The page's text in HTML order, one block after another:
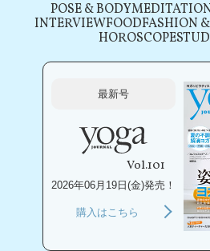
POSE & BODY
INTERVIEWFOODFASHION
HOROSCOPE
最新号
Vol.101
2026年06月19日(金)発売！
購入はこちら